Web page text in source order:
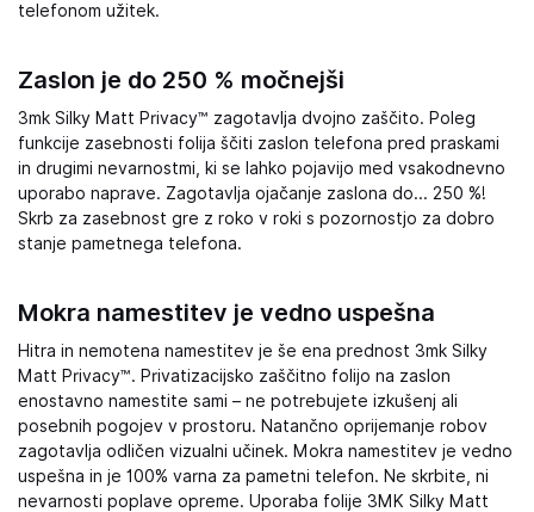
telefonom užitek.
Zaslon je do 250 % močnejši
3mk Silky Matt Privacy™ zagotavlja dvojno zaščito. Poleg
funkcije zasebnosti folija ščiti zaslon telefona pred praskami
in drugimi nevarnostmi, ki se lahko pojavijo med vsakodnevno
uporabo naprave. Zagotavlja ojačanje zaslona do... 250 %!
Skrb za zasebnost gre z roko v roki s pozornostjo za dobro
stanje pametnega telefona.
Mokra namestitev je vedno uspešna
Hitra in nemotena namestitev je še ena prednost 3mk Silky
Matt Privacy™. Privatizacijsko zaščitno folijo na zaslon
enostavno namestite sami – ne potrebujete izkušenj ali
posebnih pogojev v prostoru. Natančno oprijemanje robov
zagotavlja odličen vizualni učinek. Mokra namestitev je vedno
uspešna in je 100% varna za pametni telefon. Ne skrbite, ni
nevarnosti poplave opreme. Uporaba folije 3MK Silky Matt